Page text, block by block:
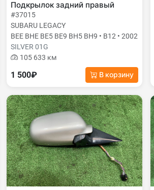
Подкрылок задний правый
#37015
SUBARU LEGACY
BEE BHE BE5 BE9 BH5 BH9 • B12 • 2002
SILVER 01G
105 633 км
1 500₽ В корзину